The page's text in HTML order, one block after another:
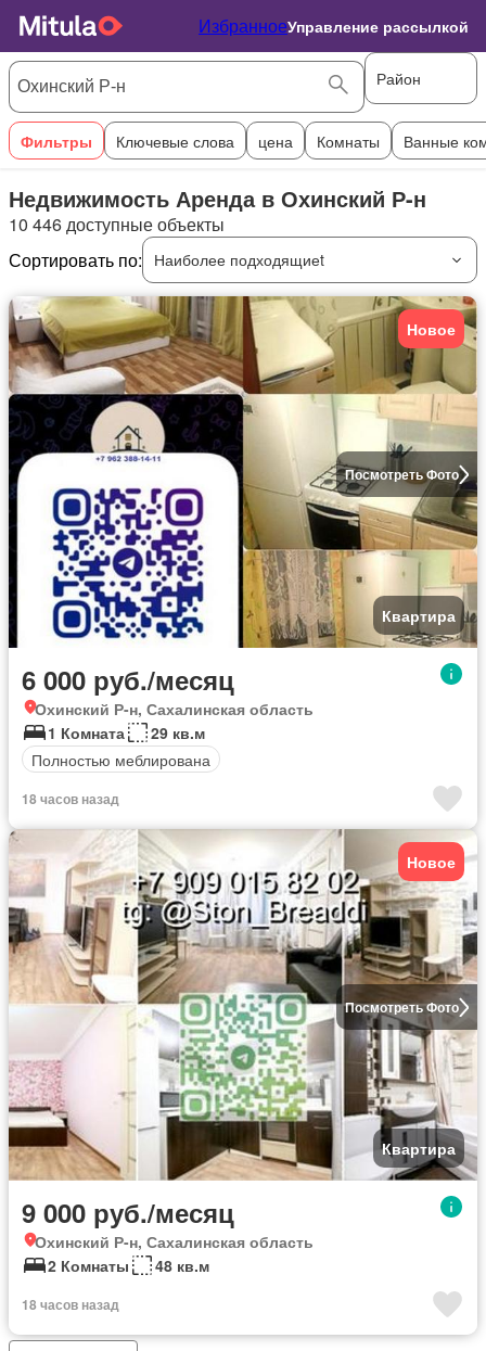
ИзбранноеУправление рассылкой
Район
Фильтры Ключевые слова цена Комнаты Ванные
Недвижимость Аренда в Охинский Р-н
10 446 доступные объекты
Сортировать по:
Наиболее подходящиеt
Посмотреть Фото
Новое
Квартира
6 000 руб./месяц
Охинский Р-н, Сахалинская область
1 Комната
29 кв.м
Полностью меблирована
18 часов назад
Посмотреть Фото
Новое
Квартира
9 000 руб./месяц
Охинский Р-н, Сахалинская область
2 Комнаты
48 кв.м
18 часов назад